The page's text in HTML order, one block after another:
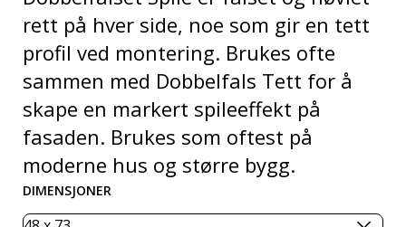
rett på hver side, noe som gir en tett
profil ved montering. Brukes ofte
sammen med Dobbelfals Tett for å
skape en markert spileeffekt på
fasaden. Brukes som oftest på
moderne hus og større bygg.
DIMENSJONER